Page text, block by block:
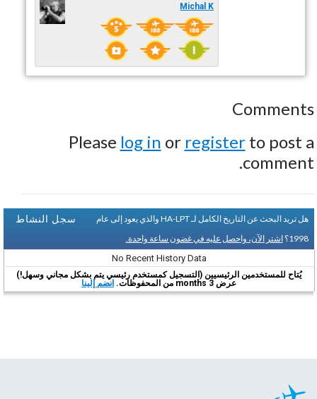
Michal K
Comments
Please log in or registerto post a
comment.
سجل النشاط
هل تريد البحث عن التاريخ الكامل لـ HA-LPT والذي يعود إلى عام
1998؟ اشتر الآن، واحصل عليه في غضون ساعة واحدة.
No Recent History Data
يُتاح للمستخدمين الرئيسيين (التسجيل كمستخدم رئيسي يتم بشكل مجاني وسهل!)
عرض 3 months من المحفوظات.
انضم إلينا